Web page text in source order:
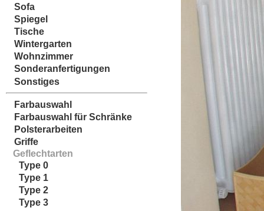
Sofa
Spiegel
Tische
Wintergarten
Wohnzimmer
Sonderanfertigungen
Sonstiges
Farbauswahl
Farbauswahl für Schränke
Polsterarbeiten
Griffe
Geflechtarten
Type 0
Type 1
Type 2
Type 3